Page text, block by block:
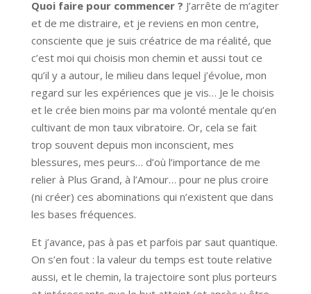
Quoi faire pour commencer ? J’arrête de m’agiter
et de me distraire, et je reviens en mon centre,
consciente que je suis créatrice de ma réalité, que
c’est moi qui choisis mon chemin et aussi tout ce
qu’il y a autour, le milieu dans lequel j’évolue, mon
regard sur les expériences que je vis… Je le choisis
et le crée bien moins par ma volonté mentale qu’en
cultivant de mon taux vibratoire. Or, cela se fait
trop souvent depuis mon inconscient, mes
blessures, mes peurs… d’où l’importance de me
relier à Plus Grand, à l’Amour… pour ne plus croire
(ni créer) ces abominations qui n’existent que dans
les bases fréquences.
Et j’avance, pas à pas et parfois par saut quantique.
On s’en fout : la valeur du temps est toute relative
aussi, et le chemin, la trajectoire sont plus porteurs